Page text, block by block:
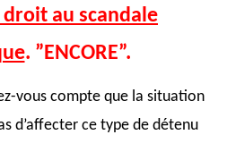
droit au scandale
. ”ENCORE”.
vous compte que la situation
d’affecter ce type de détenu